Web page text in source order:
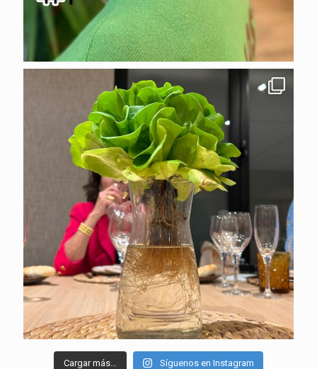
Cargar más… Síguenos en Instagram